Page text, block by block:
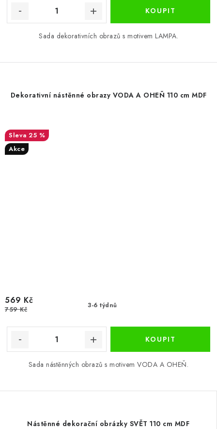
Sada dekorativních obrazů s motivem LAMPA.
Dekorativní nástěnné obrazy VODA A OHEŇ 110 cm MDF
25 %
Akce
3-6 týdnů
569 Kč
759 Kč
Sada nástěnných obrazů s motivem VODA A OHEŇ.
Nástěnné dekorační obrázky SVĚT 110 cm MDF